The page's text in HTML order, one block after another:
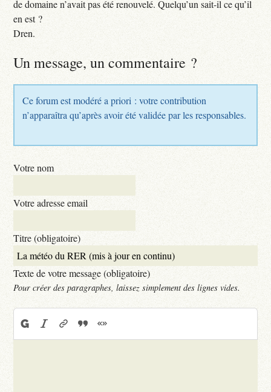
de domaine n’avait pas été renouvelé. Quelqu’un sait-il ce qu’il
en est ?
Dren.
Un message, un commentaire ?
Ce forum est modéré a priori : votre contribution
n’apparaîtra qu’après avoir été validée par les responsables.
Votre nom
Votre adresse email
Titre (obligatoire)
Texte de votre message (obligatoire)
Pour créer des paragraphes, laissez simplement des lignes vides.